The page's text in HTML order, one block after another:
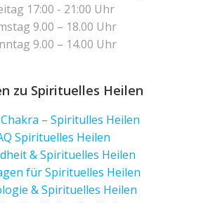
17:00 - 21:00 Uhr
9.00 – 18.00 Uhr
9.00 – 14.00 Uhr
zu Spirituelles Heilen
– Spiritulles Heilen
Spirituelles Heilen
& Spirituelles Heilen
für Spirituelles Heilen
& Spirituelles Heilen